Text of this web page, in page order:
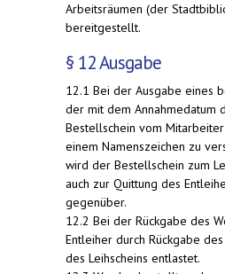
Arbeitsräumen (der
bereitgestellt.
§ 12 Ausgabe
12.1 Bei der Ausgabe eines
der mit dem Annahmedatum
Bestellschein vom
einem Namenszeichen zu
wird der Bestellschein zum
auch zur Quittung des
gegenüber.
12.2 Bei der Rückgabe des
Entleiher durch Rückgabe
des Leihscheins entlastet.